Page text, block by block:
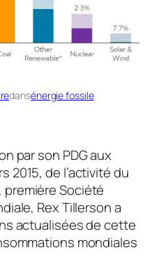
dansénergie fossile
par son PDG aux
2015, de l’activité du
Société
Rex Tillerson a
actualisées de cette
mondiales